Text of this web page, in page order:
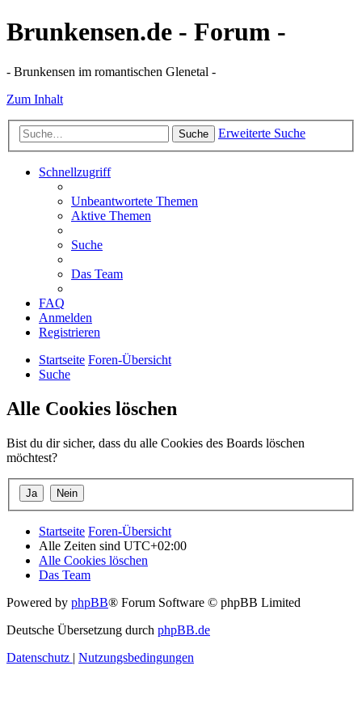
Brunkensen.de - Forum -
- Brunkensen im romantischen Glenetal -
Zum Inhalt
Suche Erweiterte Suche
Schnellzugriff
Unbeantwortete Themen
Aktive Themen
Suche
Das Team
FAQ
Anmelden
Registrieren
Startseite Foren-Übersicht
Suche
Alle Cookies löschen
Bist du dir sicher, dass du alle Cookies des Boards löschen
möchtest?
Startseite Foren-Übersicht
Alle Zeiten sind UTC+02:00
Alle Cookies löschen
Das Team
Powered by phpBB® Forum Software © phpBB Limited
Deutsche Übersetzung durch phpBB.de
Datenschutz | Nutzungsbedingungen